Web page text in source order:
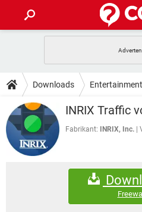
INSTAGRAM
NETFLIX
GRATIS
TIKTOK
HOW-TO
VIDEOBELLEN
INSTAGRAM
NETFLIX
DOWNLOADS
VIDEOBELLEN
INSTAGRAM
FORUM
Downloads Entertainment
INRIX Traffic
Fabrikant: INRIX, Inc.